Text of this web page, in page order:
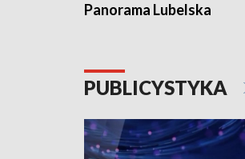
Panorama Lubelska
PUBLICYSTYKA